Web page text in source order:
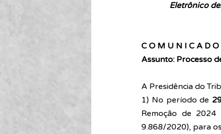
Eletrônico
C O M U N I C A D
Assunto: Processo
A Presidência do
1) No período de
Remoção de
9.868/2020), para